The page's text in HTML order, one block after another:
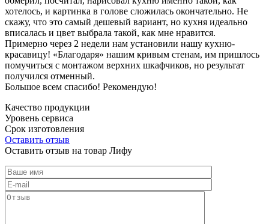
хотелось, и картинка в голове сложилась окончательно. Не
скажу, что это самый дешевый вариант, но кухня идеально
вписалась и цвет выбрала такой, как мне нравится.
Примерно через 2 недели нам установили нашу кухню-
красавицу! «Благодаря» нашим кривым стенам, им пришлось
помучиться с монтажом верхних шкафчиков, но результат
получился отменный.
Большое всем спасибо! Рекомендую!
Качество продукции
Уровень сервиса
Срок изготовления
Оставить отзыв
Оставить отзыв на товар Лифу